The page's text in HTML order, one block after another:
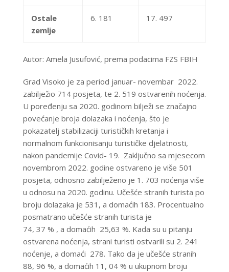
Ostale
zemlje
6. 181 17. 497
Autor: Amela Jusufović, prema podacima FZS FBIH
Grad Visoko je za period januar- novembar 2022.
zabilježio 714 posjeta, te 2. 519 ostvarenih noćenja.
U poređenju sa 2020. godinom bilježi se značajno
povećanje broja dolazaka i noćenja, što je
pokazatelj stabilizaciji turističkih kretanja i
normalnom funkcionisanju turističke djelatnosti,
nakon pandemije Covid- 19. Zaključno sa mjesecom
novembrom 2022. godine ostvareno je više 501
posjeta, odnosno zabilježeno je 1. 703 noćenja više
u odnosu na 2020. godinu. Učešće stranih turista po
broju dolazaka je 531, a domaćih 183. Procentualno
posmatrano učešće stranih turista je
74, 37 % , a domaćih 25,63 %. Kada su u pitanju
ostvarena noćenja, strani turisti ostvarili su 2. 241
noćenje, a domaći 278. Tako da je učešće stranih
88, 96 %, a domaćih 11, 04 % u ukupnom broju